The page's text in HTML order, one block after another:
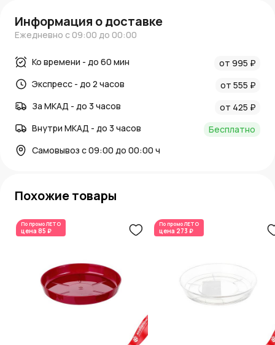
Информация о доставке
Ежедневно с 09:00 до 00:00
Ко времени - до 60 мин
от 995 ₽
Экспресс - до 2 часов
от 555 ₽
За МКАД - до 3 часов
от 425 ₽
Внутри МКАД - до 3 часов
Бесплатно
Самовывоз с 09:00 до 00:00 ч
Похожие товары
По промоЛЕТО
цена 85 ₽
По промоЛЕТО
цена 273 ₽